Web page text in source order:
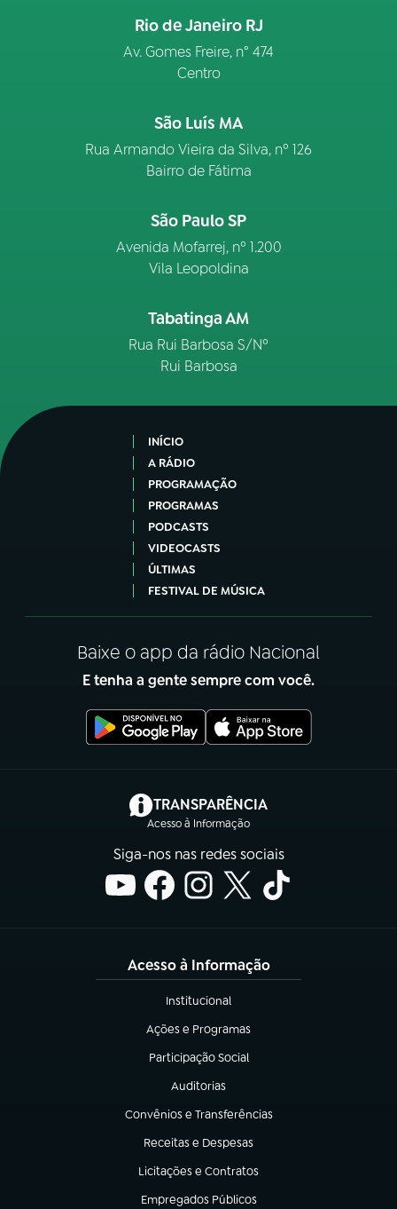
Rio de Janeiro RJ
Av. Gomes Freire, n° 474
Centro
São Luís MA
Rua Armando Vieira da Silva, nº 126
Bairro de Fátima
São Paulo SP
Avenida Mofarrej, nº 1.200
Vila Leopoldina
Tabatinga AM
Rua Rui Barbosa S/Nº
Rui Barbosa
INÍCIO
A RÁDIO
PROGRAMAÇÃO
PROGRAMAS
PODCASTS
VIDEOCASTS
ÚLTIMAS
FESTIVAL DE MÚSICA
Baixe o app da rádio Nacional
E tenha a gente sempre com você.
TRANSPARÊNCIA
Acesso à Informação
(abre em nova aba)
Siga-nos nas redes sociais
Acesso à Informação
Institucional
(abre em nova aba)
Ações e Programas
(abre em nova aba)
Participação Social
(abre em nova aba)
Auditorias
(abre em nova aba)
Convênios e Transferências
(abre em nova aba)
Receitas e Despesas
(abre em nova aba)
Licitações e Contratos
(abre em nova aba)
Empregados Públicos
(abre em nova aba)